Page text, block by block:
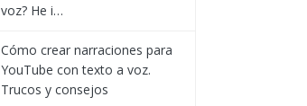
voz? He i…
Cómo crear narraciones para
YouTube con texto a voz.
Trucos y consejos